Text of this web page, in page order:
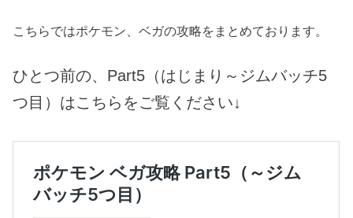
こちらではポケモン、ベガの攻略をまとめております。
ひとつ前の、Part5（はじまり～ジムバッチ5
つ目）はこちらをご覧ください↓